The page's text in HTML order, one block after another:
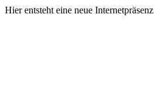
Hier entsteht eine neue Internetpräsenz